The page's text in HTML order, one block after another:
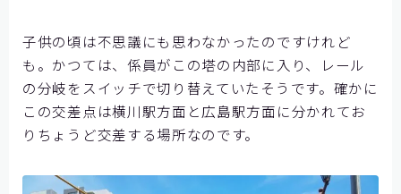
お問い合わせ
子供の頃は不思議にも思わなかったのですけれど
も。かつては、係員がこの塔の内部に入り、レール
の分岐をスイッチで切り替えていたそうです。確かに
この交差点は横川駅方面と広島駅方面に分かれてお
りちょうど交差する場所なのです。